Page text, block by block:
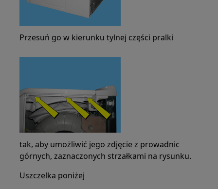
Przesuń go w kierunku tylnej części pralki
tak, aby umożliwić jego zdjęcie z prowadnic
górnych, zaznaczonych strzałkami na rysunku.
Uszczelka poniżej